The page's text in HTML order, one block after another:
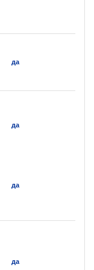
да
да
да
да